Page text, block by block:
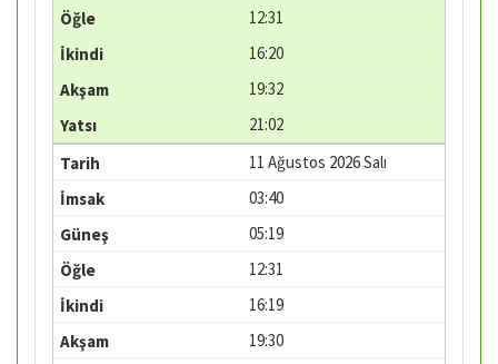
12:31
16:20
19:32
21:02
11 Ağustos 2026 Salı
03:40
05:19
12:31
16:19
19:30